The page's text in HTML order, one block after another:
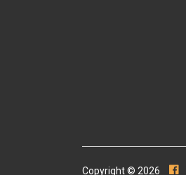
Copyright © 2026